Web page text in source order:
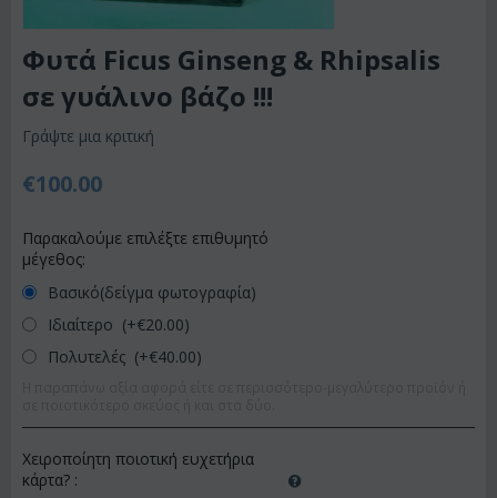
Φυτά Ficus Ginseng & Rhipsalis
σε γυάλινο βάζο !!!
Γράψτε μια κριτική
€100.00
Παρακαλούμε επιλέξτε επιθυμητό
μέγεθος:
Βασικό(δείγμα φωτογραφία)
Ιδιαίτερο (+€20.00)
Πολυτελές (+€40.00)
Χειροποίητη ποιοτική ευχετήρια
κάρτα? :